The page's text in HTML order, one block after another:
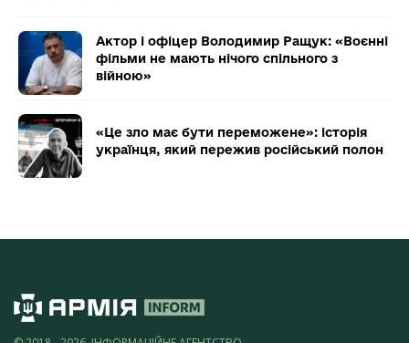
Актор і офіцер Володимир Ращук: «Воєнні
фільми не мають нічого спільного з
війною»
«Це зло має бути переможене»: історія
українця, який пережив російський полон